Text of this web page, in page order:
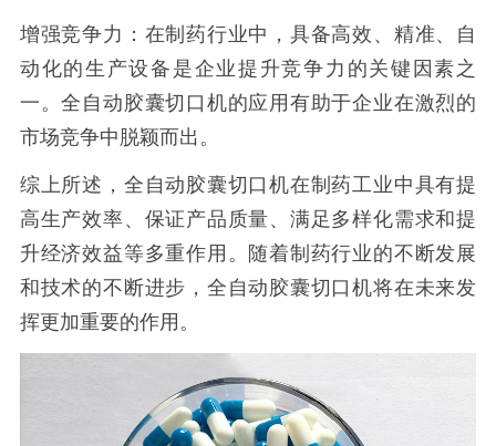
增强竞争力：在制药行业中，具备高效、精准、自
动化的生产设备是企业提升竞争力的关键因素之
一。全自动胶囊切口机的应用有助于企业在激烈的
市场竞争中脱颖而出。
综上所述，全自动胶囊切口机在制药工业中具有提
高生产效率、保证产品质量、满足多样化需求和提
升经济效益等多重作用。随着制药行业的不断发展
和技术的不断进步，全自动胶囊切口机将在未来发
挥更加重要的作用。